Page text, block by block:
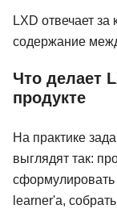
LXD отвечает
содержание
Что делает
продукте
На практике
выглядят так:
сформулировать
learner'а,